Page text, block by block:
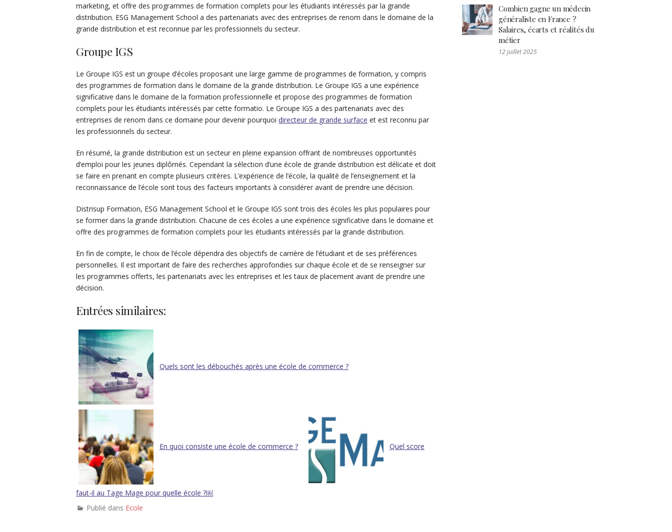
marketing, et offre des programmes de formation complets pour les étudiants intéressés par la grande
distribution. ESG Management School a des partenariats avec des entreprises de renom dans le domaine de la
grande distribution et est reconnue par les professionnels du secteur.
Groupe IGS
Le Groupe IGS est un groupe d’écoles proposant une large gamme de programmes de formation, y compris
des programmes de formation dans le domaine de la grande distribution. Le Groupe IGS a une expérience
significative dans le domaine de la formation professionnelle et propose des programmes de formation
complets pour les étudiants intéressés par cette formatio. Le Groupe IGS a des partenariats avec des
entreprises de renom dans ce domaine pour devenir pourquoi directeur de grande surface et est reconnu par
les professionnels du secteur.
En résumé, la grande distribution est un secteur en pleine expansion offrant de nombreuses opportunités
d’emploi pour les jeunes diplômés. Cependant la sélection d’une école de grande distribution est délicate et doit
se faire en prenant en compte plusieurs critères. L’expérience de l’école, la qualité de l’enseignement et la
reconnaissance de l’école sont tous des facteurs importants à considérer avant de prendre une décision.
Distrisup Formation, ESG Management School et le Groupe IGS sont trois des écoles les plus populaires pour
se former dans la grande distribution. Chacune de ces écoles a une expérience significative dans le domaine et
offre des programmes de formation complets pour les étudiants intéressés par la grande distribution.
En fin de compte, le choix de l’école dépendra des objectifs de carrière de l’étudiant et de ses préférences
personnelles. Il est important de faire des recherches approfondies sur chaque école et de se renseigner sur
les programmes offerts, les partenariats avec les entreprises et les taux de placement avant de prendre une
décision.
Entrées similaires:
Quels sont les débouchés après une école de commerce ?
En quoi consiste une école de commerce ? Quel score
faut-il au Tage Mage pour quelle école ?￼
Publié dans Ecole
Combien gagne un médecin
généraliste en France ?
Salaires, écarts et réalités du
métier
12 juillet 2025